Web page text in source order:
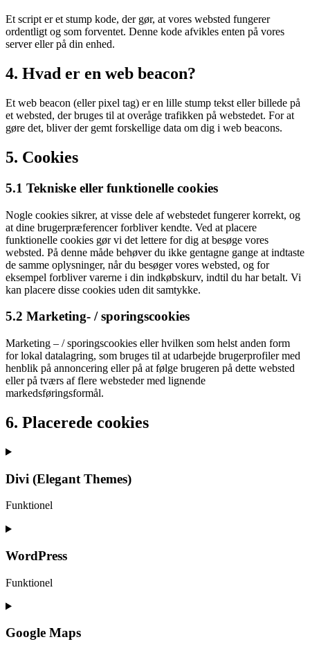
Et script er et stump kode, der gør, at vores websted fungerer
ordentligt og som forventet. Denne kode afvikles enten på vores
server eller på din enhed.
4. Hvad er en web beacon?
Et web beacon (eller pixel tag) er en lille stump tekst eller billede på
et websted, der bruges til at overåge trafikken på webstedet. For at
gøre det, bliver der gemt forskellige data om dig i web beacons.
5. Cookies
5.1 Tekniske eller funktionelle cookies
Nogle cookies sikrer, at visse dele af webstedet fungerer korrekt, og
at dine brugerpræferencer forbliver kendte. Ved at placere
funktionelle cookies gør vi det lettere for dig at besøge vores
websted. På denne måde behøver du ikke gentagne gange at indtaste
de samme oplysninger, når du besøger vores websted, og for
eksempel forbliver varerne i din indkøbskurv, indtil du har betalt. Vi
kan placere disse cookies uden dit samtykke.
5.2 Marketing- / sporingscookies
Marketing – / sporingscookies eller hvilken som helst anden form
for lokal datalagring, som bruges til at udarbejde brugerprofiler med
henblik på annoncering eller på at følge brugeren på dette websted
eller på tværs af flere websteder med lignende
markedsføringsformål.
6. Placerede cookies
Divi (Elegant Themes)
Funktionel
Consent
service
(elegant-
themes)
WordPress
Funktionel
Consent
service
wordpress
Google Maps